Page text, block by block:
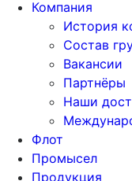
Компания
История
Состав
Вакансии
Партнёры
Наши
Флот
Промысел
Продукция